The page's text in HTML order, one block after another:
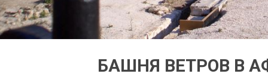
БАШНЯ ВЕТРОВ В